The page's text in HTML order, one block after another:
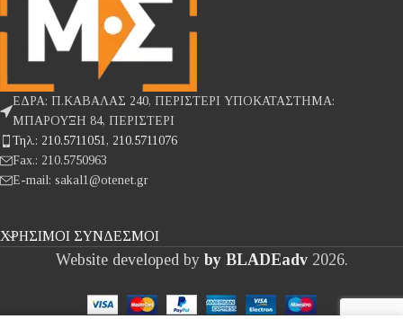
ΕΔΡΑ: Π.ΚΑΒΑΛΑΣ 240, ΠΕΡΙΣΤΕΡΙ ΥΠΟΚΑΤΑΣΤΗΜΑ:
ΜΠΑΡΟΥΞΗ 84, ΠΕΡΙΣΤΕΡΙ
Τηλ.: 210.5711051, 210.5711076
Fax.: 210.5750963
E-mail: sakal1@otenet.gr
ΧΡΉΣΙΜΟΙ ΣΎΝΔΕΣΜΟΙ
Website developed by by BLADEadv2026.